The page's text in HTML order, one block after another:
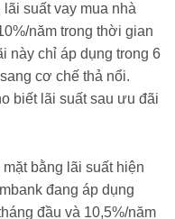
suất vay mua nhà
năm trong thời gian
này chỉ áp dụng trong 6
cơ chế thả nổi.
biết lãi suất sau ưu đãi
bằng lãi suất hiện
đang áp dụng
đầu và 10,5%/năm